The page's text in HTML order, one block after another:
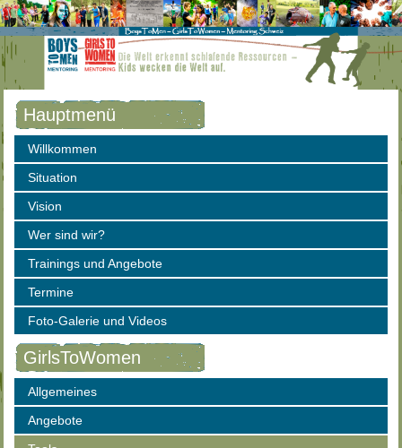
Hauptmenü
Willkommen
Situation
Vision
Wer sind wir?
Trainings und Angebote
Termine
Foto-Galerie und Videos
GirlsToWomen
Allgemeines
Angebote